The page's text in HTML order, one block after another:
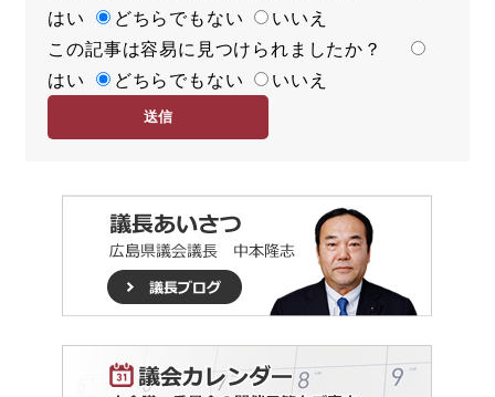
足
度
はい
どちらでもない
いいえ
容
易
この記事は容易に見つけられましたか？
はい
どちらでもない いいえ